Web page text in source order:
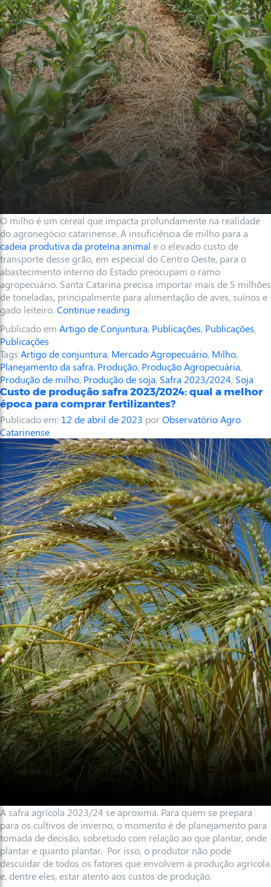
O milho é um cereal que impacta profundamente na realidade
do agronegócio catarinense. A insuficiência de milho para a
cadeia produtiva da proteína animal e o elevado custo de
transporte desse grão, em especial do Centro Oeste, para o
abastecimento interno do Estado preocupam o ramo
agropecuário. Santa Catarina precisa importar mais de 5 milhões
de toneladas, principalmente para alimentação de aves, suínos e
gado leiteiro.Continue reading
Publicado em Artigo de Conjuntura, Publicações, Publicações,
Publicações
Tags Artigo de conjuntura, Mercado Agropecuário, Milho,
Planejamento da safra, Produção, Produção Agropecuária,
Produção de milho, Produção de soja, Safra 2023/2024, Soja
Custo de produção safra 2023/2024: qual a melhor
época para comprar fertilizantes?
Publicado em: 12 de abril de 2023 porObservatório Agro
Catarinense
A safra agrícola 2023/24 se aproxima. Para quem se prepara
para os cultivos de inverno, o momento é de planejamento para
tomada de decisão, sobretudo com relação ao que plantar, onde
plantar e quanto plantar. Por isso, o produtor não pode
descuidar de todos os fatores que envolvem a produção agrícola
e, dentre eles, estar atento aos custos de produção.